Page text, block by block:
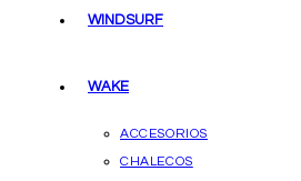
WINDSURF
WAKE
ACCESORIOS
CHALECOS